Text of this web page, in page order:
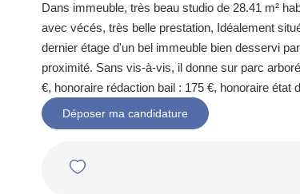
Dans immeuble, très beau studio de 28.41 m²
avec vécés, très belle prestation, Idéalement
dernier étage d'un bel immeuble bien desservi
proximité. Sans vis-à-vis, il donne sur parc
€, honoraire rédaction bail : 175 €, honoraire
Déposer ma candidature